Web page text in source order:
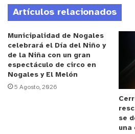
Anuncio
De esta manera la policía
gramos de cocaína, 18
cocaína, 3.168 gramos de
gramos de ketamina y 58
alucinógenos.
Además, dentro de las
encuentran dos revólver de
Artículos relacionados
Municipalidad de Nogales
celebrará el Día del Niño y
de la Niña con un gran
espectáculo de circo en
Nogales y El Melón
5 Agosto, 2026
se
una